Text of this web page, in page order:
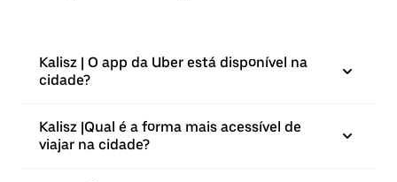
Kalisz | O app da Uber está disponível na
cidade?
Kalisz |⁠Qual é a forma mais acessível de
viajar na cidade?